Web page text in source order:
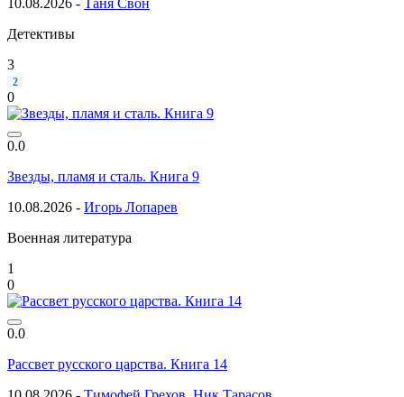
Детективы
3
2
0
0.0
Звезды, пламя и сталь. Книга 9
10.08.2026 - Игорь Лопарев
Военная литература
1
0
0.0
Рассвет русского царства. Книга 14